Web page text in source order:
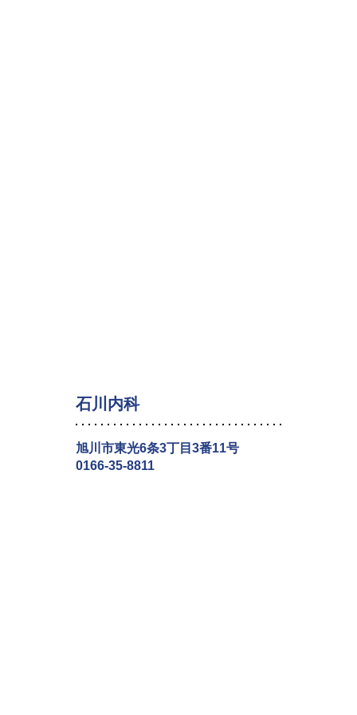
石川内科
旭川市東光6条3丁目3番11号
0166-35-8811